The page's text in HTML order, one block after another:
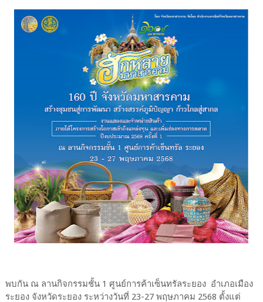
พบกัน ณ ลานกิจกรรมชั้น 1 ศูนย์การค้าเซ็นทรัลระยอง อำเภอเมือง
ระยอง จังหวัดระยอง ระหว่างวันที่ 23-27 พฤษภาคม 2568 ตั้งแต่